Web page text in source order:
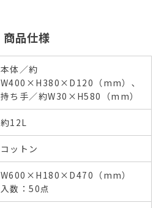
商品仕様
本体／約
W400×H380×D120（mm）､
持ち手／約W30×H580（mm）
約12L
コットン
W600×H180×D470（mm）
入数：50点